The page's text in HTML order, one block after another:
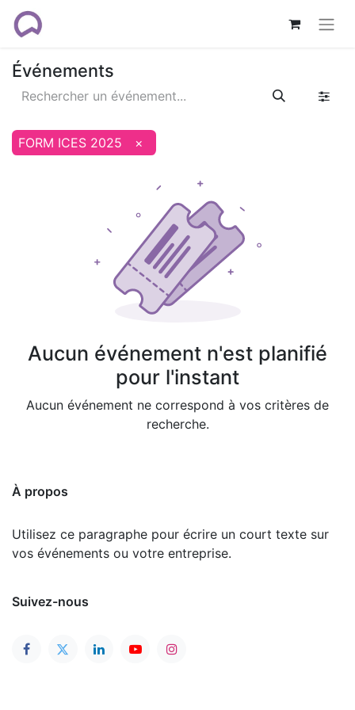
Événements
FORM ICES 2025 ×
Aucun événement n'est planifié
pour l'instant
Aucun événement ne correspond à vos critères de
recherche.
À propos
Utilisez ce paragraphe pour écrire un court texte sur
vos événements ou votre entreprise.
Suivez-nous